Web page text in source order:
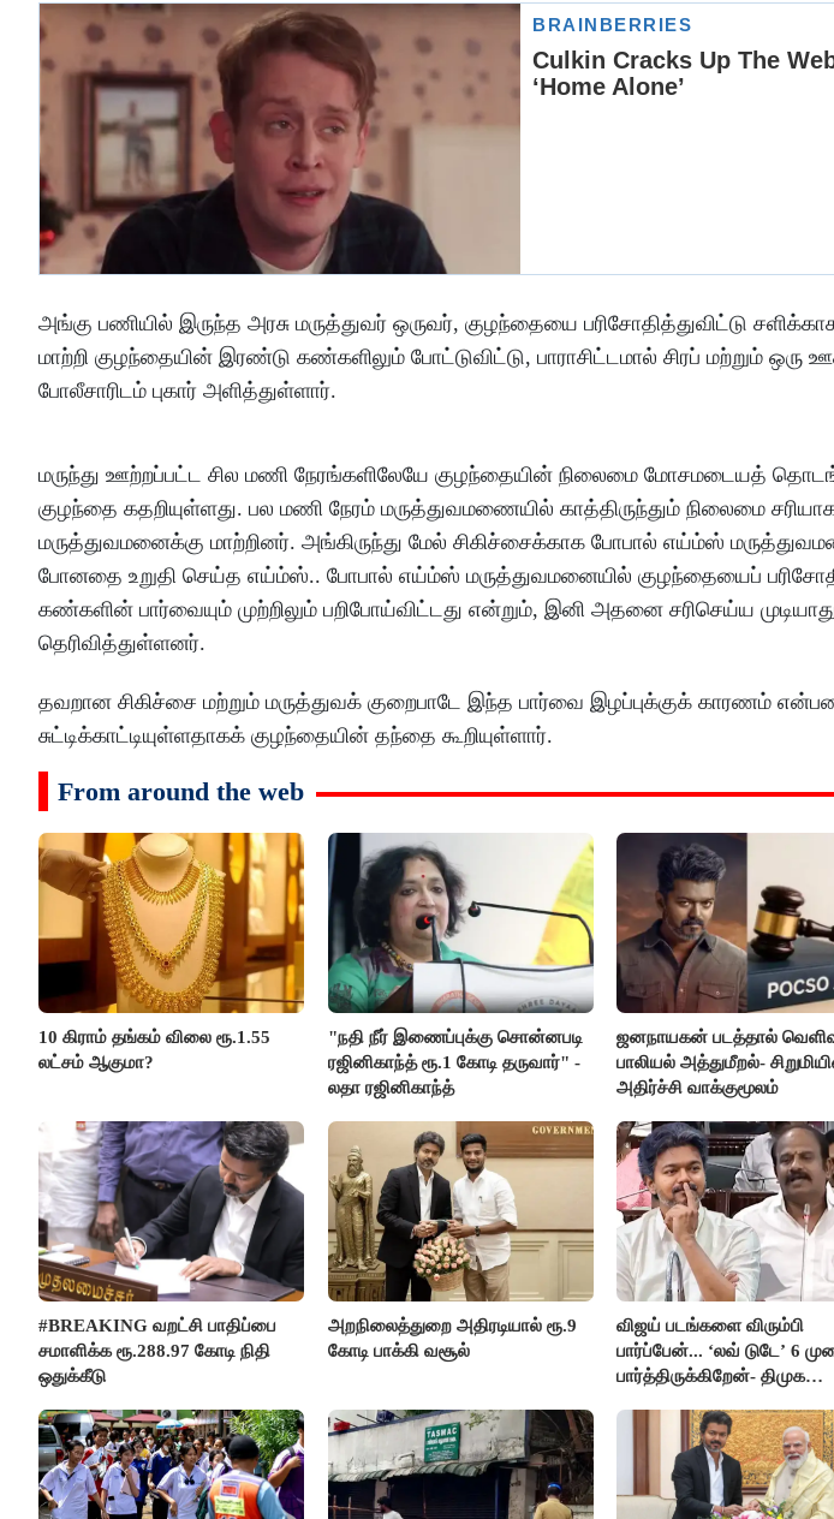
அங்கு பணியில் இருந்த அரசு மருத்துவர் ஒருவர், குழந்தையை பரிசோதித்துவிட்டு
மாற்றி குழந்தையின் இரண்டு கண்களிலும் போட்டுவிட்டு, பாராசிட்டமால் சிரப் மற்றும்
போலீசாரிடம் புகார் அளித்துள்ளார்.
மருந்து ஊற்றப்பட்ட சில மணி நேரங்களிலேயே குழந்தையின் நிலைமை மோசமடையத்
குழந்தை கதறியுள்ளது. பல மணி நேரம் மருத்துவமணையில் காத்திருந்தும் நிலைமை
மருத்துவமனைக்கு மாற்றினர். அங்கிருந்து மேல் சிகிச்சைக்காக போபால் எய்ம்ஸ்
போனதை உறுதி செய்த எய்ம்ஸ்.. போபால் எய்ம்ஸ் மருத்துவமனையில் குழந்தையைப்
கண்களின் பார்வையும் முற்றிலும் பறிபோய்விட்டது என்றும், இனி அதனை சரிசெய்ய
தெரிவித்துள்ளனர்.
தவறான சிகிச்சை மற்றும் மருத்துவக் குறைபாடே இந்த பார்வை இழப்புக்குக் காரணம்
சுட்டிக்காட்டியுள்ளதாகக் குழந்தையின் தந்தை கூறியுள்ளார்.
From around the web
10 கிராம் தங்கம் விலை ரூ.1.55
லட்சம் ஆகுமா?
"நதி நீர் இணைப்புக்கு சொன்னபடி
ரஜினிகாந்த் ரூ.1 கோடி தருவார்" -
லதா ரஜினிகாந்த்
ஜனநாயகன் படத்தால்
பாலியல் அத்துமீறல்-
அதிர்ச்சி வாக்குமூலம்
#BREAKING வறட்சி பாதிப்பை
சமாளிக்க ரூ.288.97 கோடி நிதி
ஒதுக்கீடு
அறநிலைத்துறை அதிரடியால் ரூ.9
கோடி பாக்கி வசூல்
விஜய் படங்களை விரும்பி
பார்ப்பேன்... ‘லவ் டுடே’ 6
பார்த்திருக்கிறேன்- திமுக